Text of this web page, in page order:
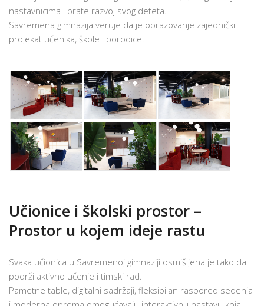
nastavnicima i prate razvoj svog deteta.
Savremena gimnazija veruje da je obrazovanje zajednički
projekat učenika, škole i porodice.
Učionice i školski prostor –
Prostor u kojem ideje rastu
Svaka učionica u Savremenoj gimnaziji osmišljena je tako da
podrži aktivno učenje i timski rad.
Pametne table, digitalni sadržaji, fleksibilan raspored sedenja